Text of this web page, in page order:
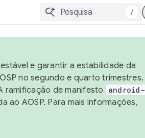
/
e garantir a estabilidade da
no segundo e quarto trimestres.
ramificação de manifesto
android-
ao AOSP. Para mais informações,